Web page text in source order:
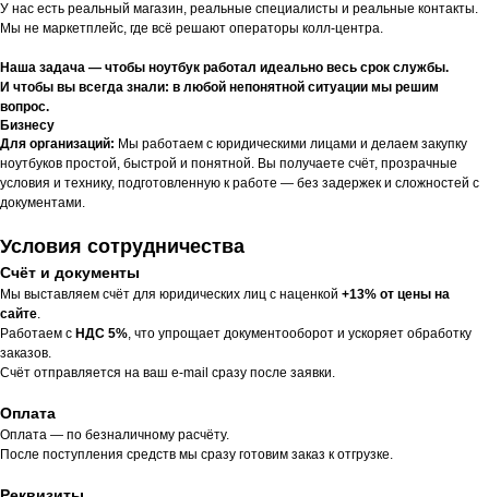
У нас есть реальный магазин, реальные специалисты и реальные контакты.
Мы не маркетплейс, где всё решают операторы колл-центра.
Наша задача — чтобы ноутбук работал идеально весь срок службы.
И чтобы вы всегда знали: в любой непонятной ситуации мы решим
вопрос.
Бизнесу
Для организаций: Мы работаем с юридическими лицами и делаем закупку
ноутбуков простой, быстрой и понятной. Вы получаете счёт, прозрачные
условия и технику, подготовленную к работе — без задержек и сложностей с
документами.
Условия сотрудничества
Счёт и документы
Мы выставляем счёт для юридических лиц с наценкой +13% от цены на
сайте.
Работаем с НДС 5%, что упрощает документооборот и ускоряет обработку
заказов.
Счёт отправляется на ваш e-mail сразу после заявки.
Оплата
Оплата — по безналичному расчёту.
После поступления средств мы сразу готовим заказ к отгрузке.